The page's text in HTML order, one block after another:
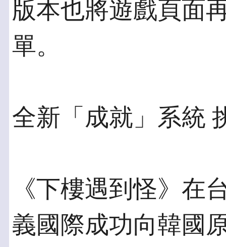
版本也將遊戲頁面
單。
全新「成就」系統
《下樓遇到怪》在
義國際成功向韓國